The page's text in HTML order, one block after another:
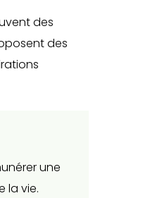
des
des
une
la vie.